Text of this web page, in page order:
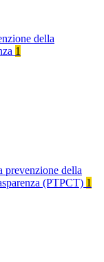
della
1
prevenzione della
(PTPCT) 1